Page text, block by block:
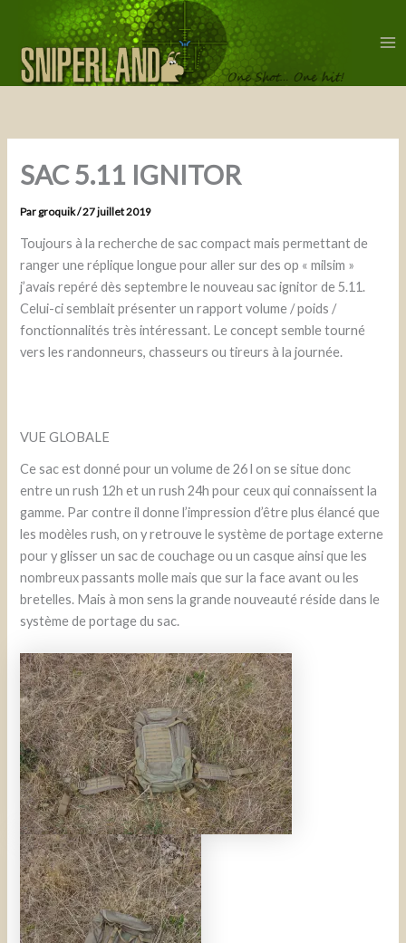
contenu
SAC 5.11 IGNITOR
Pargroquik/27 juillet 2019
Toujours à la recherche de sac compact mais permettant de
ranger une réplique longue pour aller sur des op « milsim »
j’avais repéré dès septembre le nouveau sac ignitor de 5.11.
Celui-ci semblait présenter un rapport volume / poids /
fonctionnalités très intéressant. Le concept semble tourné
vers les randonneurs, chasseurs ou tireurs à la journée.
VUE GLOBALE
Ce sac est donné pour un volume de 26 l on se situe donc
entre un rush 12h et un rush 24h pour ceux qui connaissent la
gamme. Par contre il donne l’impression d’être plus élancé que
les modèles rush, on y retrouve le système de portage externe
pour y glisser un sac de couchage ou un casque ainsi que les
nombreux passants molle mais que sur la face avant ou les
bretelles. Mais à mon sens la grande nouveauté réside dans le
système de portage du sac.